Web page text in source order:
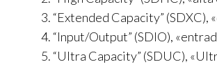
“Extended Capacity” (SDXC),
“Input/Output” (SDIO),
“Ultra Capacity” (SDUC),